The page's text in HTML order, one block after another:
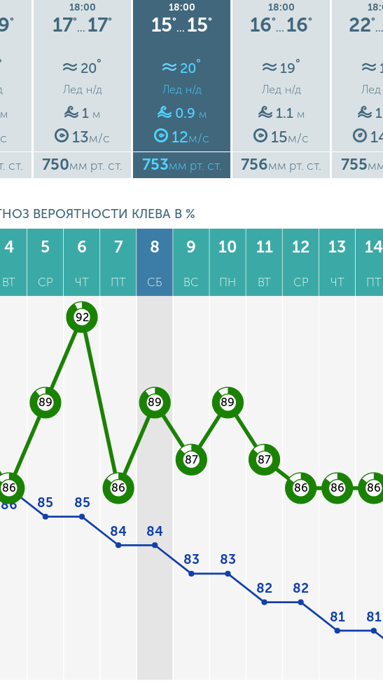
°
м
ст.
18:00
17°
… 17°
20°
Лед н/д
1 м
13м/с
750мм рт. ст.
18:00
15°
… 15°
20°
Лед н/д
0.9 м
12м/с
753мм рт. ст.
18:00
16°
… 16°
19°
Лед н/д
1.1 м
15м/с
756мм рт. ст.
22°
…
Лед
755
ВЕРОЯТНОСТИ КЛЕВА В %
4
ВТ
5
СР
6
ЧТ
7
ПТ
8
СБ
9
ВС
10
ПН
11
ВТ
12
СР
13
ЧТ
14
ПТ
86
85 85
84 84
83
83
82
82
81 81
86
89
92
86
89
87
89
87
86 86 86